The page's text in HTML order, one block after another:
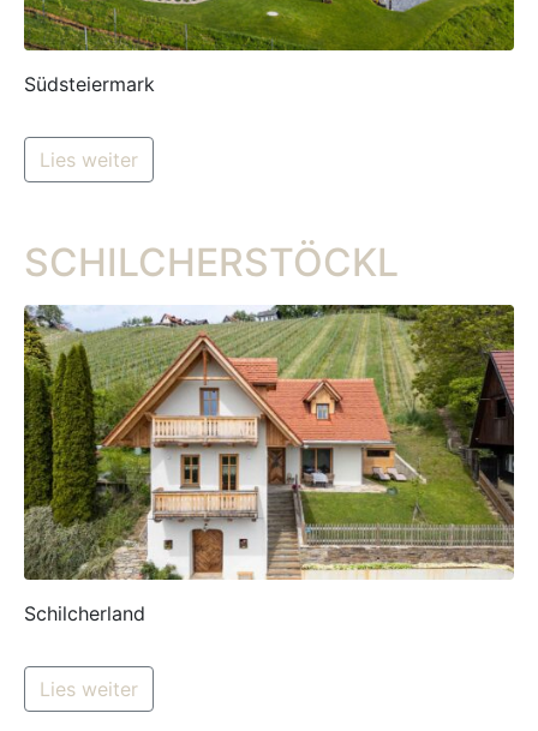
Südsteiermark
Lies weiter
SCHILCHERSTÖCKL
Schilcherland
Lies weiter